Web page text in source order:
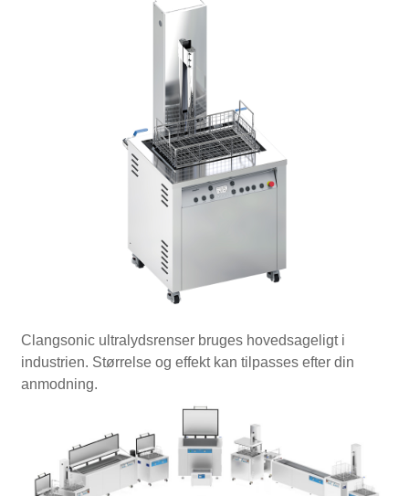
Clangsonic ultralydsrenser bruges hovedsageligt i
industrien. Størrelse og effekt kan tilpasses efter din
anmodning.